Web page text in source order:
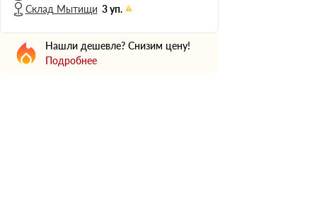
Применение
Для пола
Склад Мытищи 3 уп.
Нашли дешевле? Снизим цену!
Подробнее